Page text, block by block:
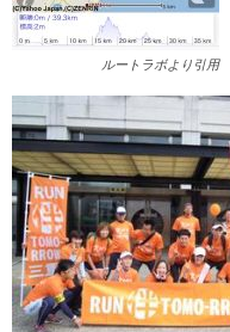
ルートラボより引用